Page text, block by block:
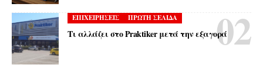
ΕΠΙΧΕΙΡΗΣΕΙΣ ΠΡΩΤΗ ΣΕΛΙΔΑ
Τι αλλάζει στο Praktiker μετά την εξαγορά